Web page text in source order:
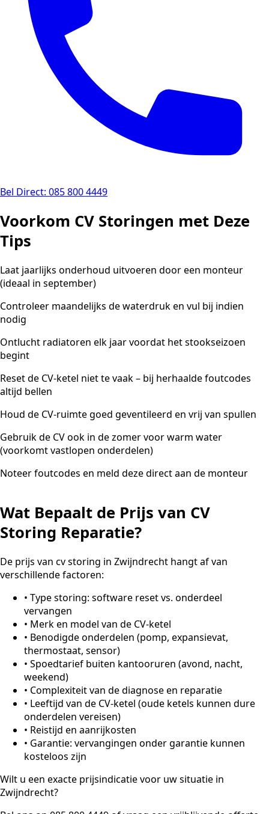
Bel Direct: 085 800 4449
Voorkom CV Storingen met Deze
Tips
Laat jaarlijks onderhoud uitvoeren door een monteur
(ideaal in september)
Controleer maandelijks de waterdruk en vul bij indien
nodig
Ontlucht radiatoren elk jaar voordat het stookseizoen
begint
Reset de CV-ketel niet te vaak – bij herhaalde foutcodes
altijd bellen
Houd de CV-ruimte goed geventileerd en vrij van spullen
Gebruik de CV ook in de zomer voor warm water
(voorkomt vastlopen onderdelen)
Noteer foutcodes en meld deze direct aan de monteur
Wat Bepaalt de Prijs van CV
Storing Reparatie?
De prijs van cv storing in Zwijndrecht hangt af van
verschillende factoren:
• Type storing: software reset vs. onderdeel
vervangen
• Merk en model van de CV-ketel
• Benodigde onderdelen (pomp, expansievat,
thermostaat, sensor)
• Spoedtarief buiten kantooruren (avond, nacht,
weekend)
• Complexiteit van de diagnose en reparatie
• Leeftijd van de CV-ketel (oude ketels kunnen dure
onderdelen vereisen)
• Reistijd en aanrijkosten
• Garantie: vervangingen onder garantie kunnen
kosteloos zijn
Wilt u een exacte prijsindicatie voor uw situatie in
Zwijndrecht?